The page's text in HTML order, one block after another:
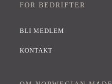
FOR BEDRIFTER
BLI MEDLEM
KONTAKT